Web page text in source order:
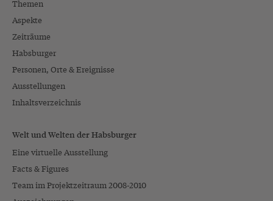
Themen
Aspekte
Zeiträume
Habsburger
Personen, Orte & Ereignisse
Ausstellungen
Inhaltsverzeichnis
Welt und Welten der Habsburger
Eine virtuelle Ausstellung
Facts & Figures
Team im Projektzeitraum 2008-2010